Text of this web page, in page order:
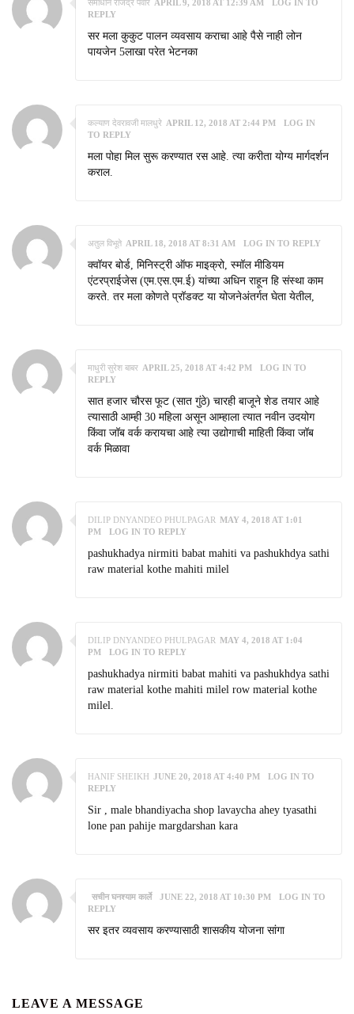
समाधान राजेद्रं पवार APRIL 9, 2018 AT 12:39 AM
LOG IN TO
REPLY
सर मला कुकुट पालन व्यवसाय कराचा आहे पैसे नाही लोन
पायजेन 5लाखा परेत भेटनका
कल्याण देवरावजी मालधुरे APRIL 12, 2018 AT 2:44 PM
LOG IN
TO REPLY
मला पोहा मिल सुरू करण्यात रस आहे. त्या करीता योग्य मार्गदर्शन
कराल.
अतुल विभूते APRIL 18, 2018 AT 8:31 AM LOG IN TO REPLY
क्वॉयर बोर्ड, मिनिस्ट्री ऑफ माइक्रो, स्मॉल मीडियम
एंटरप्राईजेस (एम.एस.एम.ई) यांच्या अधिन राहून हि संस्था काम
करते. तर मला कोणते प्रॉडक्ट या योजनेअंतर्गत घेता येतील,
माधुरी सुरेश बाबर APRIL 25, 2018 AT 4:42 PM
LOG IN TO
REPLY
सात हजार चौरस फूट (सात गुंठे) चारही बाजूने शेड तयार आहे
त्यासाठी आम्ही 30 महिला असून आम्हाला त्यात नवीन उदयोग
किंवा जॉब वर्क करायचा आहे त्या उद्योगाची माहिती किंवा जॉब
वर्क मिळावा
DILIP DNYANDEO PHULPAGAR MAY 4, 2018 AT 1:01
PM
LOG IN TO REPLY
pashukhadya nirmiti babat mahiti va pashukhdya sathi
raw material kothe mahiti milel
DILIP DNYANDEO PHULPAGAR MAY 4, 2018 AT 1:04
PM
LOG IN TO REPLY
pashukhadya nirmiti babat mahiti va pashukhdya sathi
raw material kothe mahiti milel row material kothe
milel.
HANIF SHEIKH JUNE 20, 2018 AT 4:40 PM
LOG IN TO
REPLY
Sir , male bhandiyacha shop lavaycha ahey tyasathi
lone pan pahije margdarshan kara
सचीन घनश्याम कार्ले JUNE 22, 2018 AT 10:30 PM
LOG IN TO
REPLY
सर इतर व्यवसाय करण्यासाठी शासकीय योजना सांगा
LEAVE A MESSAGE